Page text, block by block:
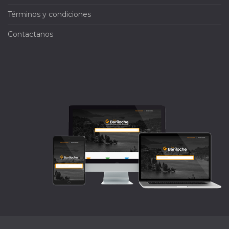
Términos y condiciones
Contactanos